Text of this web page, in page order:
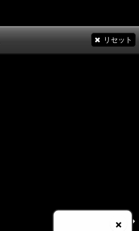
×
リセット